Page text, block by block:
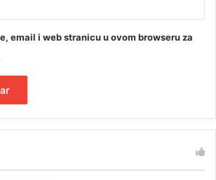
email i web stranicu u ovom browseru za